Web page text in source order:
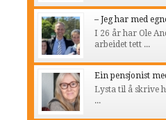
– Jeg har med
I 26 år har Ole
arbeidet tett ...
Ein pensjonist
Lysta til å skrive
...